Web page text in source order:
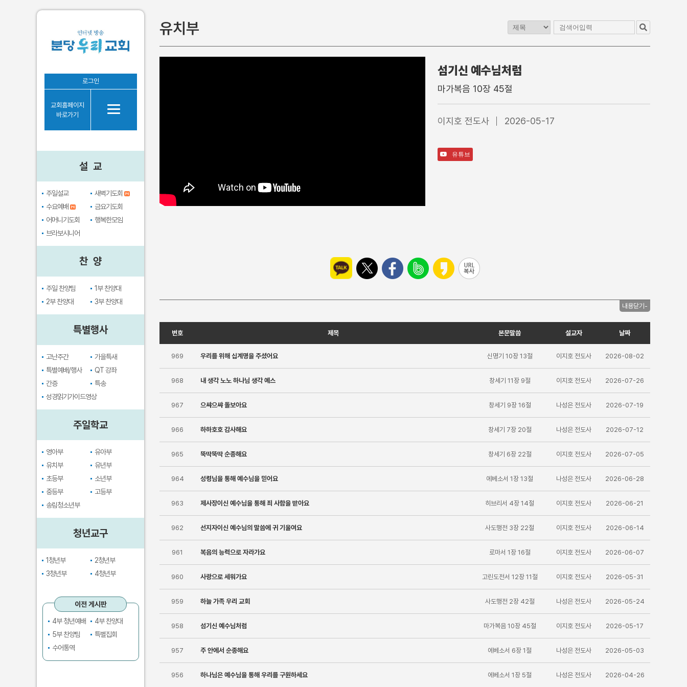
로그인
교회홈페이지
바로가기
주일학교 청년교구
3청년부
설 교
주일설교
새벽기도회
수요예배
금요기도회
어머니기도회
행복한모임
브라보시니어
찬 양
주일 찬양팀
1부 찬양대
2부 찬양대
3부 찬양대
특별행사
고난주간
가을특새
특별예배/행사
QT 강좌
간증
특송
성경읽기가이드영상
주일학교
영아부
유아부
유치부
유년부
초등부
소년부
중등부
고등부
송림청소년부
청년교구
1청년부
2청년부
3청년부
4청년부
이전 게시판
4부 청년예배
4부 찬양대
5부 찬양팀
특별집회
수어통역
유치부
섬기신 예수님처럼
마가복음 10장 45절
이지호 전도사 2026-05-17
유튜브
내용닫기-
번호 제목 본문말씀 설교자 날짜
969 우리를 위해 십계명을 주셨어요 신명기 10장 13절 이지호 전도사 2026-08-02
968 내 생각 노노 하나님 생각 예스 창세기 11장 9절 이지호 전도사 2026-07-26
967 으쌰으쌰 돌보아요 창세기 9장 16절 나성은 전도사 2026-07-19
966 하하호호 감사해요 창세기 7장 20절 나성은 전도사 2026-07-12
965 뚝딱뚝딱 순종해요 창세기 6장 22절 이지호 전도사 2026-07-05
964 성령님을 통해 예수님을 믿어요 에베소서 1장 13절 나성은 전도사 2026-06-28
963 제사장이신 예수님을 통해 죄 사함을 받아요 히브리서 4장 14절 이지호 전도사 2026-06-21
962 선지자이신 예수님의 말씀에 귀 기울여요 사도행전 3장 22절 이지호 전도사 2026-06-14
961 복음의 능력으로 자라가요 로마서 1장 16절 이지호 전도사 2026-06-07
960 사랑으로 세워가요 고린도전서 12장 11절 이지호 전도사 2026-05-31
959 하늘 가족 우리 교회 사도행전 2장 42절 나성은 전도사 2026-05-24
958 섬기신 예수님처럼 마가복음 10장 45절 이지호 전도사 2026-05-17
957 주 안에서 순종해요 에베소서 6장 1절 나성은 전도사 2026-05-03
956 하나님은 예수님을 통해 우리를 구원하세요 에베소서 1장 5절 나성은 전도사 2026-04-26